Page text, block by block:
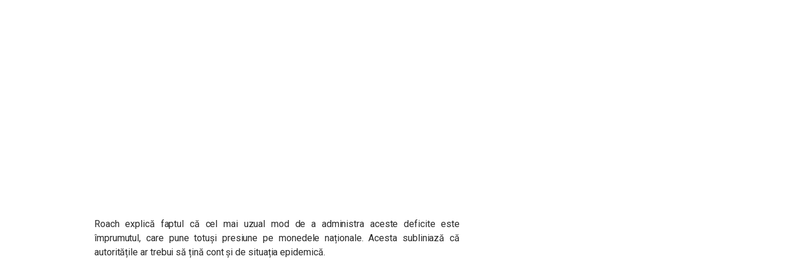
Roach explică faptul că cel mai uzual mod de a administra aceste deficite este
împrumutul, care pune totuși presiune pe monedele naționale. Acesta subliniază că
autoritățile ar trebui să țină cont și de situația epidemică.